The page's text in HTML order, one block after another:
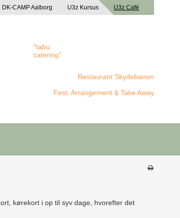
DK-CAMP Aalborg U3z Kursus U3z Café
Restaurant Skydebanen
"tabu
catering"
Fest, Arrangement & Take Away
kørekort i op til syv dage, hvorefter det